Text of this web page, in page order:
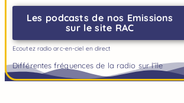
Les podcasts de nos Emissions
sur le site RAC
Ecoutez radio arc-en-ciel en direct
Différentes fréquences de la radio sur l’île